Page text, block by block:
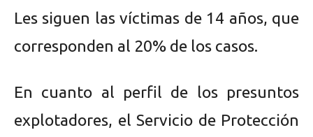
Les siguen las víctimas de 14 años, que
corresponden al 20% de los casos.
En cuanto al perfil de los presuntos
explotadores, el Servicio de Protección